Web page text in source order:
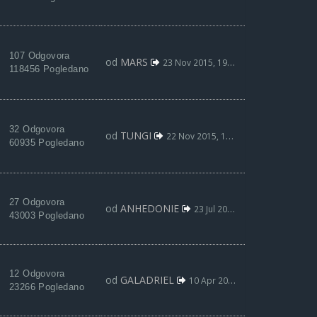
107 Odgovora
118456 Pogledano
od MARS 23 Nov 2015, 19:02
32 Odgovora
60935 Pogledano
od TUNGI 22 Nov 2015, 18:53
27 Odgovora
43003 Pogledano
od ANHEDONIE 23 Jul 2015, 21:49
12 Odgovora
23266 Pogledano
od GALADRIEL 10 Apr 2015, 10:24